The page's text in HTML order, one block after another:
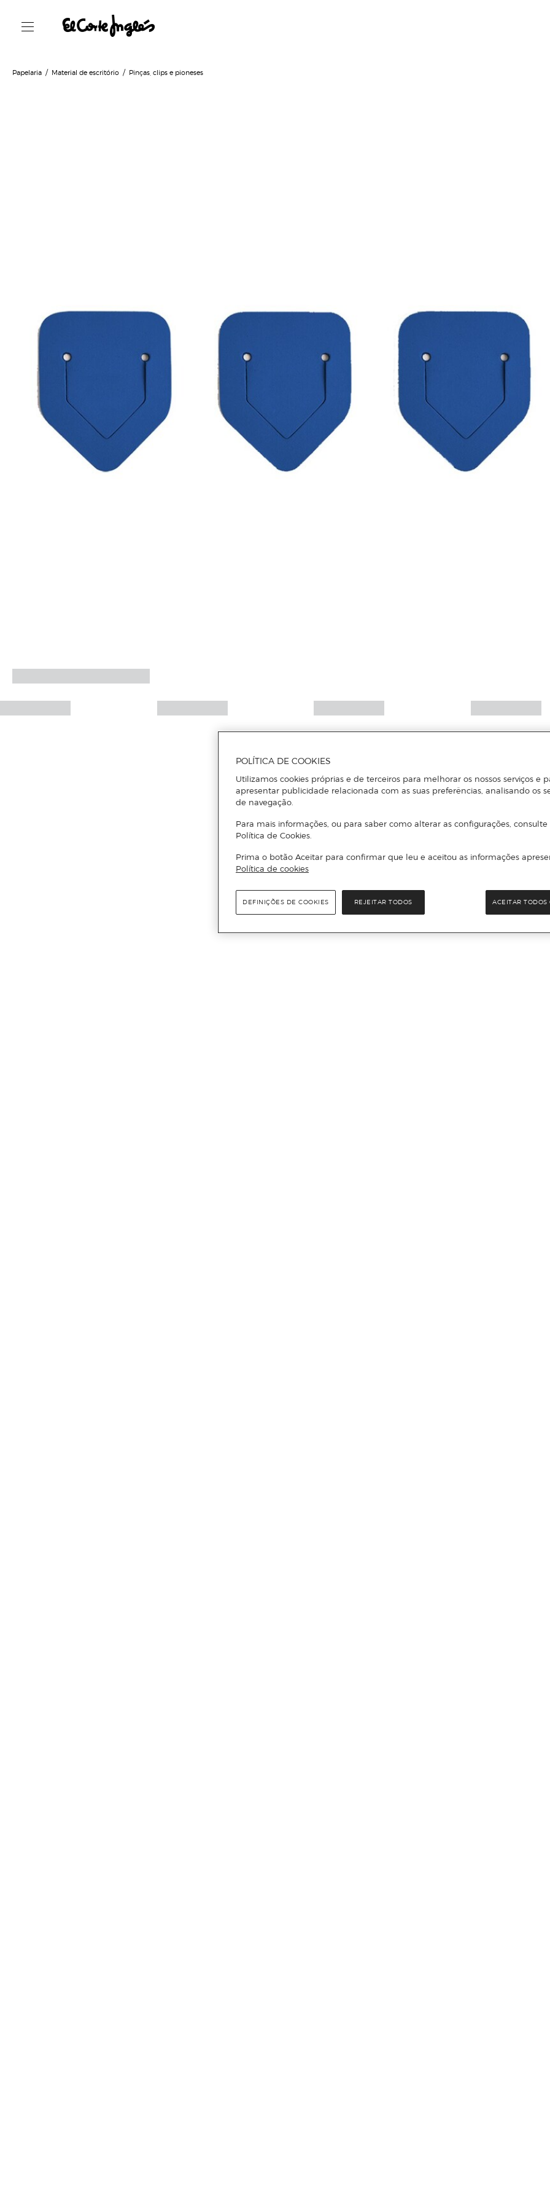
Papelaria Material de escritório Pinças, clips e pioneses
POLÍTICA DE COOKIES
Utilizamos cookies próprias e de terceiros para melhorar os nossos serviços e
apresentar publicidade relacionada com as suas preferências, analisando os
de navegação.
Para mais informações, ou para saber como alterar as configurações, consulte
Política de Cookies.
Prima o botão Aceitar para confirmar que leu e aceitou as informações
Política de cookies
REJEITAR TODOS ACEITAR TODOS
DEFINIÇÕES DE COOKIES